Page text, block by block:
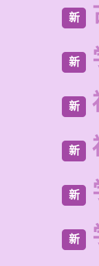
新
新
新
新
新
新